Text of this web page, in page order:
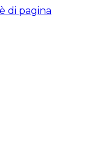
di pagina